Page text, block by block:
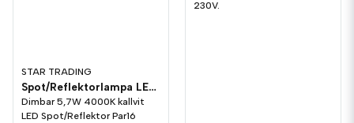
STAR TRADING
Spot/Reflektorlampa LED 540lm GU10 4000K Dim
Dimbar 5,7W 4000K kallvit
LED Spot/Reflektor Par16
230V.